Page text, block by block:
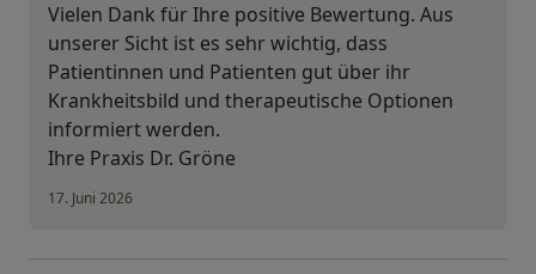
Vielen Dank für Ihre positive Bewertung. Aus
unserer Sicht ist es sehr wichtig, dass
Patientinnen und Patienten gut über ihr
Krankheitsbild und therapeutische Optionen
informiert werden.
Ihre Praxis Dr. Gröne
17. Juni 2026